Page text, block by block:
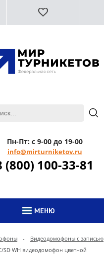
Пн-Пт: с 9-00 до 19-00
info@mirturniketov.ru
(800) 100-33-81
МЕНЮ
- Видеодомофоны с записью
SD WH видеодомофон цветной